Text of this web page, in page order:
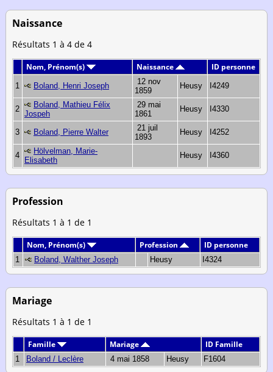
Naissance
Résultats 1 à 4 de 4
Nom, Prénom(s) Naissance ID personne
1 Boland, Henri Joseph
12 nov
1859
Heusy I4249
2
Boland, Mathieu Félix
Jospeh
29 mai
1861
Heusy I4330
3 Boland, Pierre Walter
21 juil
1893
Heusy I4252
4
Hölvelman, Marie-
Elisabeth
Heusy I4360
Profession
Résultats 1 à 1 de 1
Nom, Prénom(s) Profession ID personne
1 Boland, Walther Joseph Heusy I4324
Mariage
Résultats 1 à 1 de 1
Famille Mariage ID Famille
1 Boland / Leclère 4 mai 1858 Heusy F1604